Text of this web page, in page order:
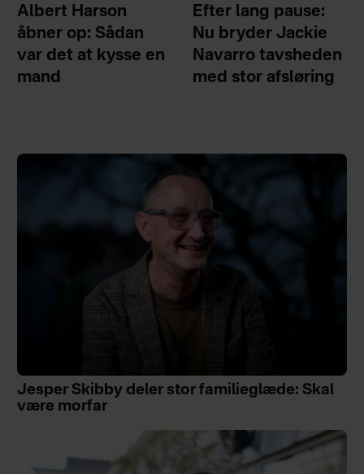
Albert Harson
åbner op: Sådan
var det at kysse en
mand
Efter lang pause:
Nu bryder Jackie
Navarro tavsheden
med stor afsløring
Jesper Skibby deler stor familieglæde: Skal
være morfar